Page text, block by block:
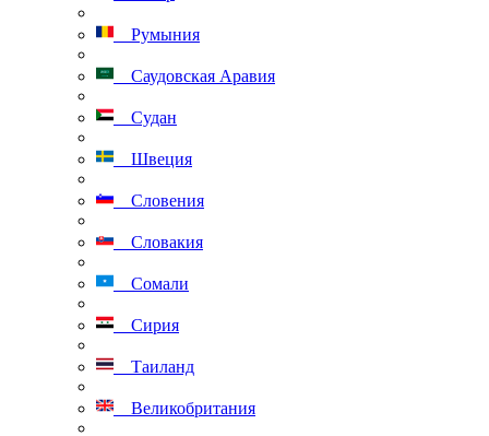
Румыния
Саудовская Аравия
Судан
Швеция
Словения
Словакия
Сомали
Сирия
Таиланд
Великобритания